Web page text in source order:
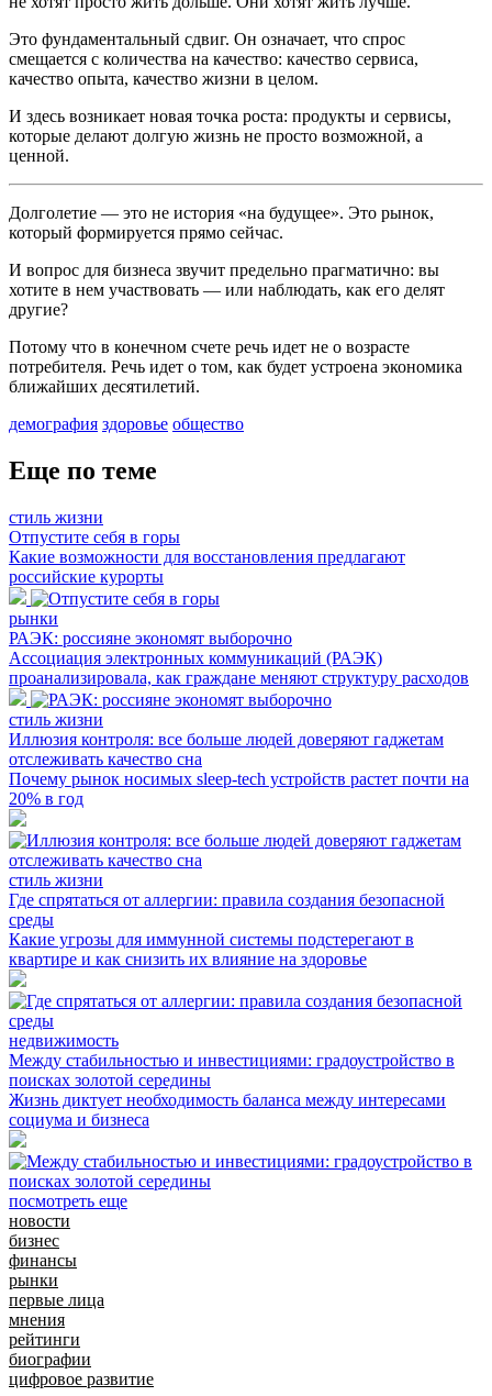
Это фундаментальный сдвиг. Он означает, что спрос
смещается с количества на качество: качество сервиса,
качество опыта, качество жизни в целом.
И здесь возникает новая точка роста: продукты и сервисы,
которые делают долгую жизнь не просто возможной, а
ценной.
Долголетие — это не история «на будущее». Это рынок,
который формируется прямо сейчас.
И вопрос для бизнеса звучит предельно прагматично: вы
хотите в нем участвовать — или наблюдать, как его делят
другие?
Потому что в конечном счете речь идет не о возрасте
потребителя. Речь идет о том, как будет устроена экономика
ближайших десятилетий.
демография здоровье общество
Еще по теме
стиль жизни
Отпустите себя в горы
Какие возможности для восстановления предлагают
российские курорты
рынки
РАЭК: россияне экономят выборочно
Ассоциация электронных коммуникаций (РАЭК)
проанализировала, как граждане меняют структуру расходов
стиль жизни
Иллюзия контроля: все больше людей доверяют гаджетам
отслеживать качество сна
Почему рынок носимых sleep-tech устройств растет почти на
20% в год
стиль жизни
Где спрятаться от аллергии: правила создания безопасной
среды
Какие угрозы для иммунной системы подстерегают в
квартире и как снизить их влияние на здоровье
недвижимость
Между стабильностью и инвестициями: градоустройство в
поисках золотой середины
Жизнь диктует необходимость баланса между интересами
социума и бизнеса
посмотреть еще
новости
бизнес
финансы
рынки
первые лица
мнения
рейтинги
биографии
цифровое развитие